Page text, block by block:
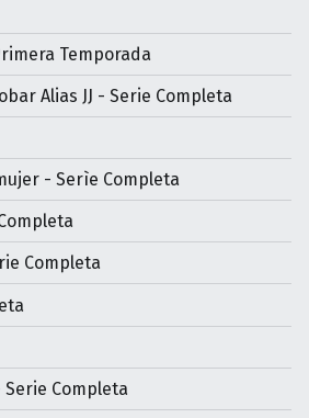
Temporada
Alias JJ - Serie Completa
- Serìe Completa
Completa
Serie Completa